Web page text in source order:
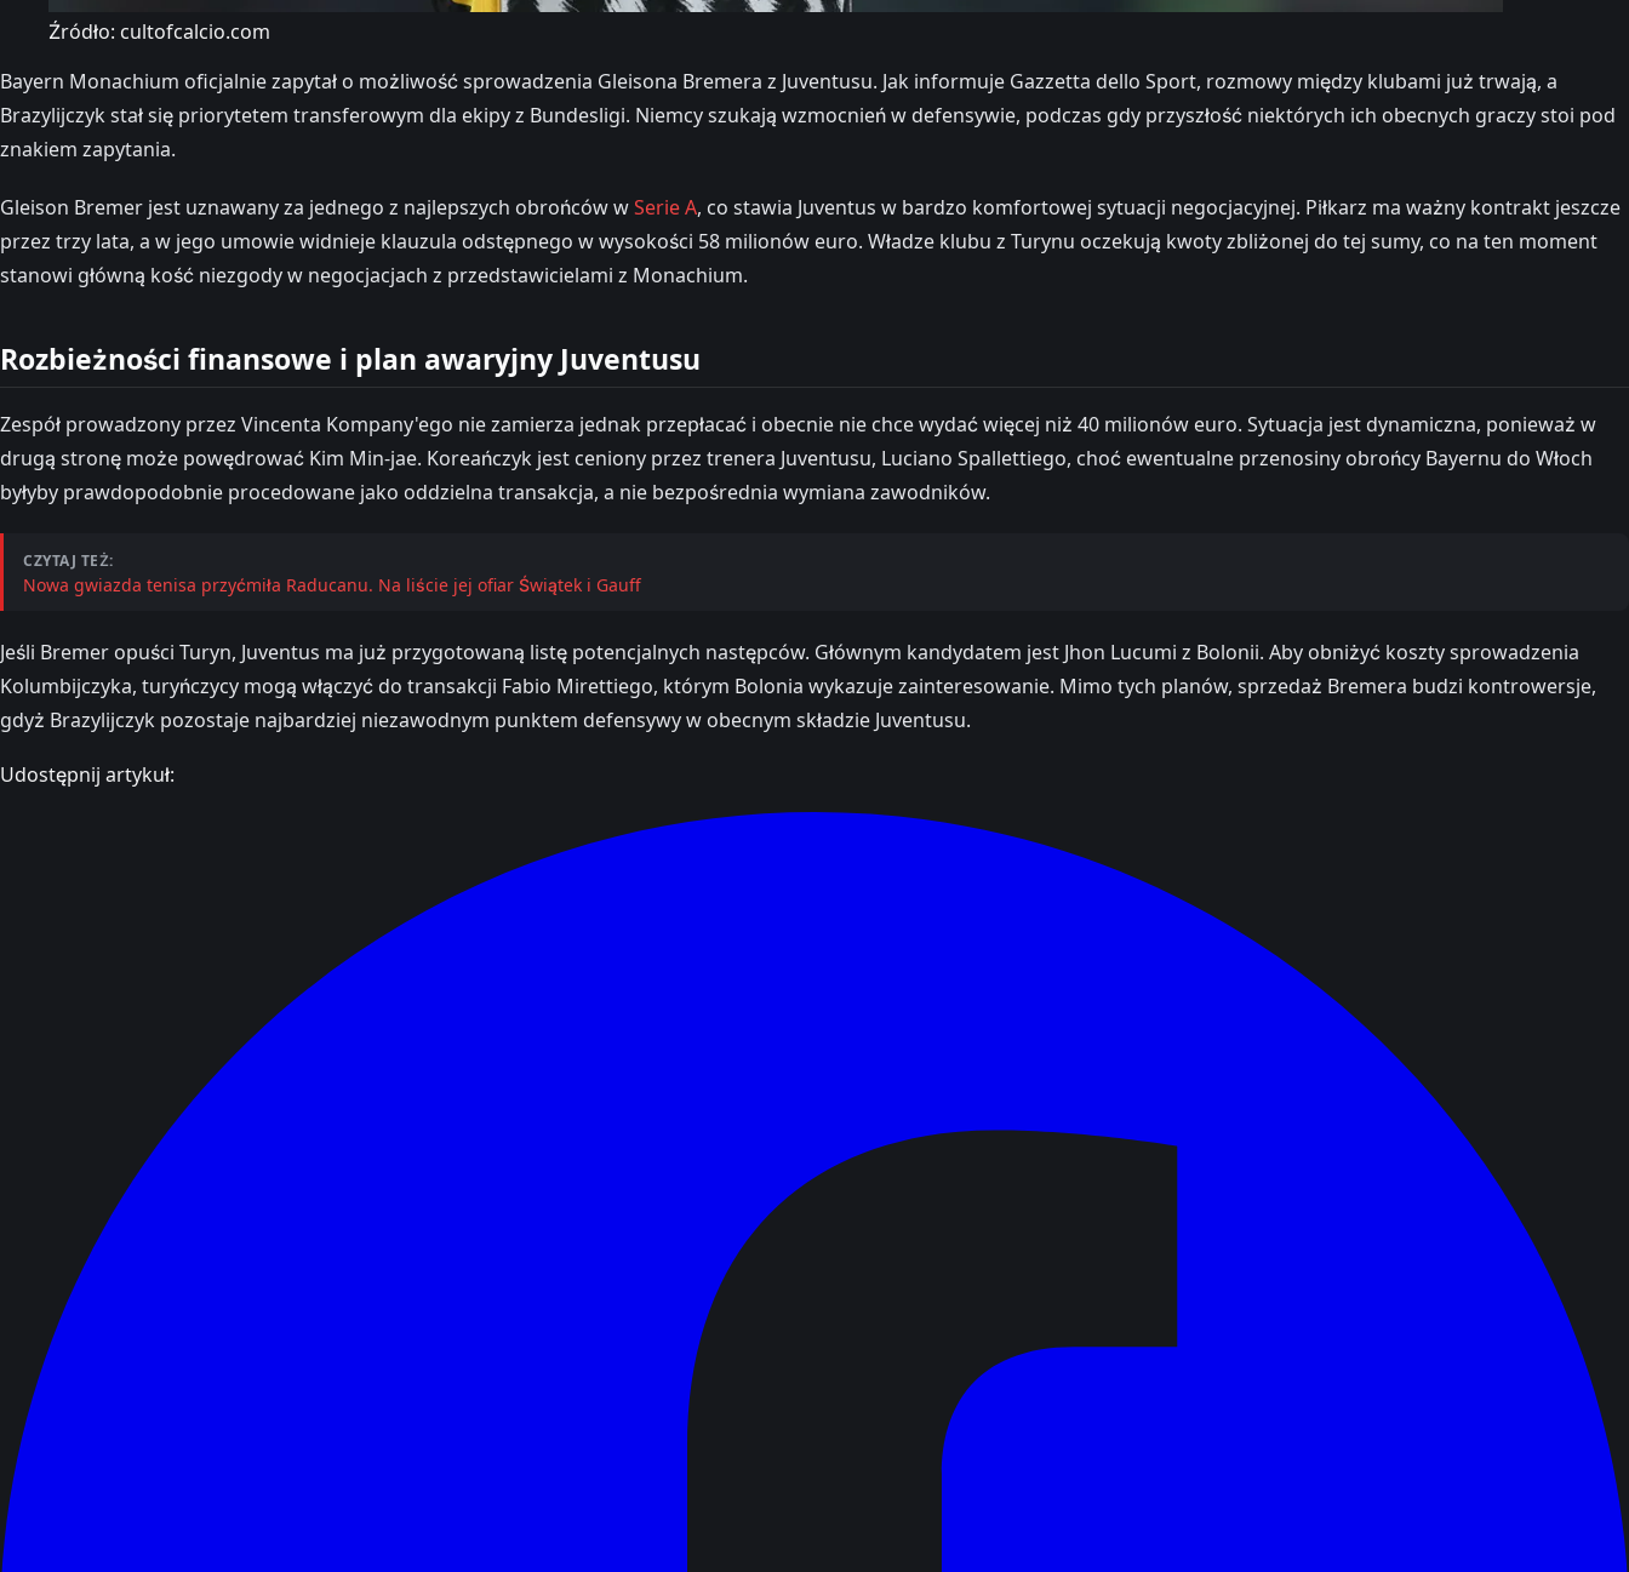
Źródło: cultofcalcio.com
Bayern Monachium oficjalnie zapytał o możliwość sprowadzenia Gleisona Bremera z Juventusu. Jak informuje Gazzetta dello Sport, rozmowy między klubami już trwają, a
Brazylijczyk stał się priorytetem transferowym dla ekipy z Bundesligi. Niemcy szukają wzmocnień w defensywie, podczas gdy przyszłość niektórych ich obecnych graczy stoi pod
znakiem zapytania.
Gleison Bremer jest uznawany za jednego z najlepszych obrońców wSerie A, co stawia Juventus w bardzo komfortowej sytuacji negocjacyjnej. Piłkarz ma ważny kontrakt jeszcze
przez trzy lata, a w jego umowie widnieje klauzula odstępnego w wysokości 58 milionów euro. Władze klubu z Turynu oczekują kwoty zbliżonej do tej sumy, co na ten moment
stanowi główną kość niezgody w negocjacjach z przedstawicielami z Monachium.
Rozbieżności finansowe i plan awaryjny Juventusu
Zespół prowadzony przez Vincenta Kompany'ego nie zamierza jednak przepłacać i obecnie nie chce wydać więcej niż 40 milionów euro. Sytuacja jest dynamiczna, ponieważ w
drugą stronę może powędrować Kim Min-jae. Koreańczyk jest ceniony przez trenera Juventusu, Luciano Spallettiego, choć ewentualne przenosiny obrońcy Bayernu do Włoch
byłyby prawdopodobnie procedowane jako oddzielna transakcja, a nie bezpośrednia wymiana zawodników.
CZYTAJ TEŻ:
Nowa gwiazda tenisa przyćmiła Raducanu. Na liście jej ofiar Świątek i Gauff
Jeśli Bremer opuści Turyn, Juventus ma już przygotowaną listę potencjalnych następców. Głównym kandydatem jest Jhon Lucumi z Bolonii. Aby obniżyć koszty sprowadzenia
Kolumbijczyka, turyńczycy mogą włączyć do transakcji Fabio Mirettiego, którym Bolonia wykazuje zainteresowanie. Mimo tych planów, sprzedaż Bremera budzi kontrowersje,
gdyż Brazylijczyk pozostaje najbardziej niezawodnym punktem defensywy w obecnym składzie Juventusu.
Udostępnij artykuł: